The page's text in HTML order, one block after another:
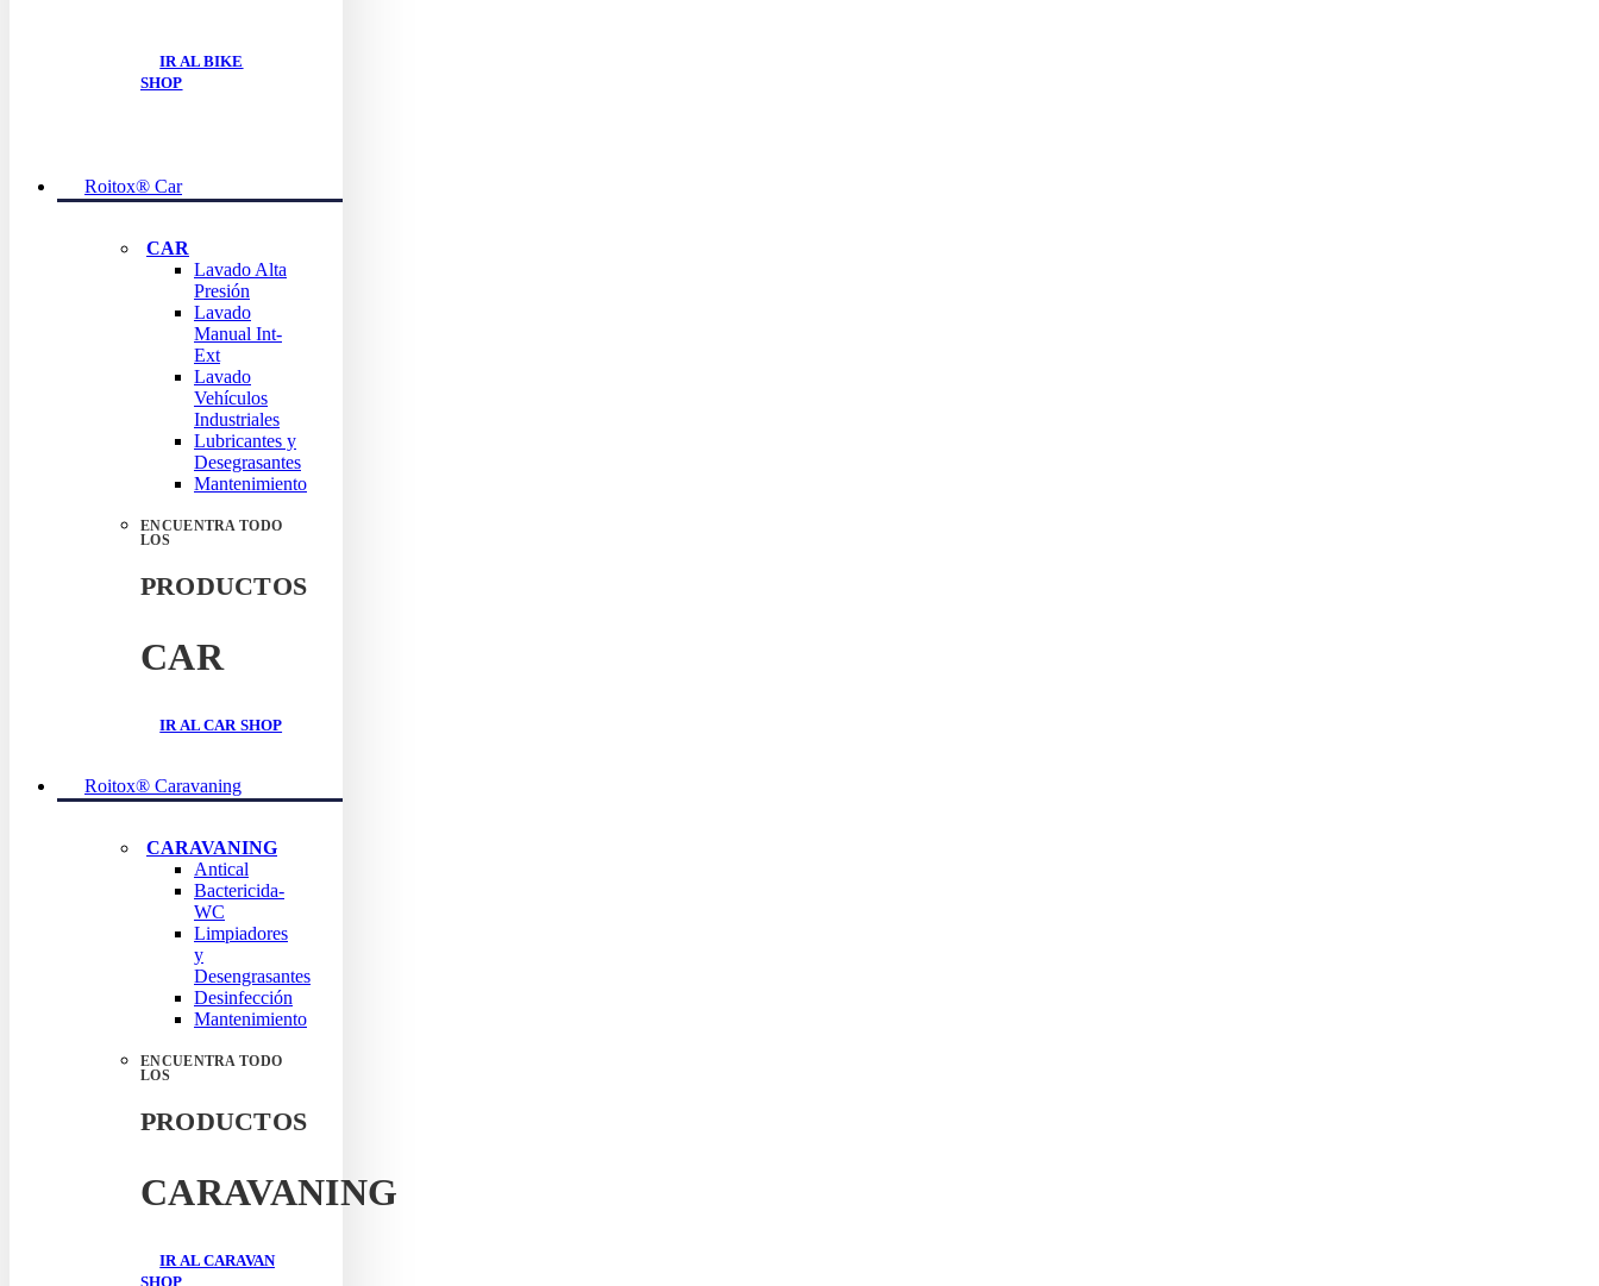
IR AL BIKE
SHOP
Roitox® Car
CAR
Lavado Alta
Presión
Lavado
Manual Int-
Ext
Lavado
Vehículos
Industriales
Lubricantes y
Desegrasantes
Mantenimiento
ENCUENTRA TODO
LOS
PRODUCTOS
CAR
IR AL CAR SHOP
Roitox® Caravaning
CARAVANING
Antical
Bactericida-
WC
Limpiadores
y
Desengrasantes
Desinfección
Mantenimiento
ENCUENTRA TODO
LOS
PRODUCTOS
CARAVANING
IR AL CARAVAN
SHOP